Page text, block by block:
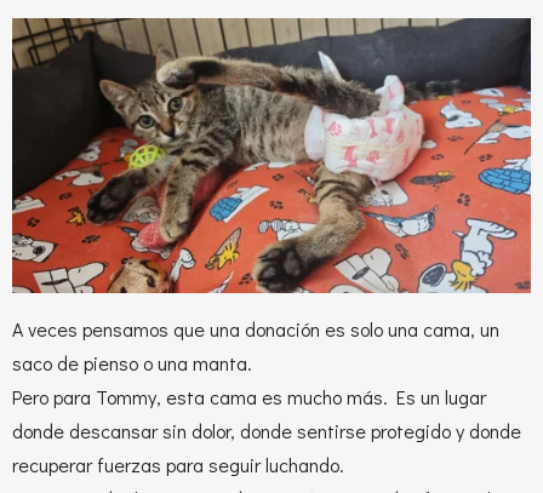
A veces pensamos que una donación es solo una cama, un
saco de pienso o una manta.
Pero para Tommy, esta cama es mucho más. Es un lugar
donde descansar sin dolor, donde sentirse protegido y donde
recuperar fuerzas para seguir luchando.